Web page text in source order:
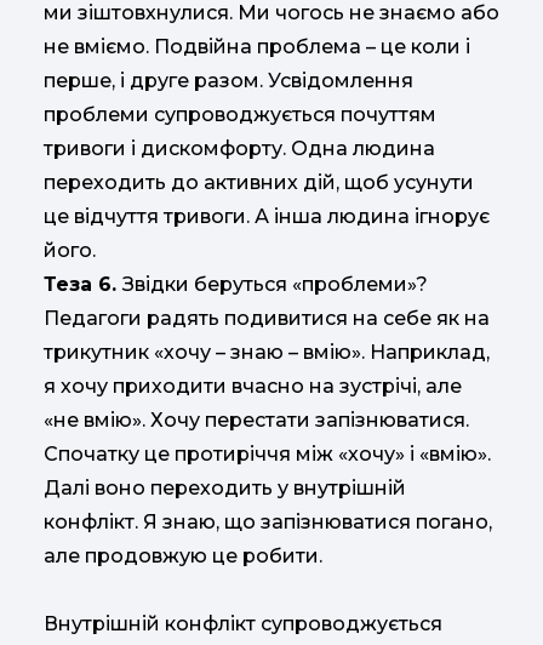
ми зіштовхнулися. Ми чогось не знаємо або
не вміємо. Подвійна проблема – це коли і
перше, і друге разом. Усвідомлення
проблеми супроводжується почуттям
тривоги і дискомфорту. Одна людина
переходить до активних дій, щоб усунути
це відчуття тривоги. А інша людина ігнорує
його.
Теза 6.Звідки беруться «проблеми»?
Педагоги радять подивитися на себе як на
трикутник «хочу – знаю – вмію». Наприклад,
я хочу приходити вчасно на зустрічі, але
«не вмію». Хочу перестати запізнюватися.
Спочатку це протиріччя між «хочу» і «вмію».
Далі воно переходить у внутрішній
конфлікт. Я знаю, що запізнюватися погано,
але продовжую це робити.
Внутрішній конфлікт супроводжується